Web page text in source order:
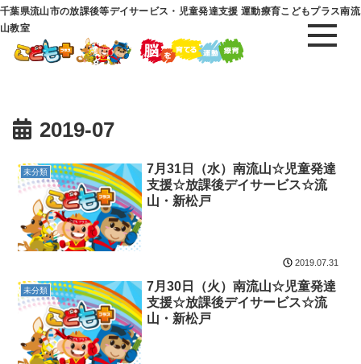
千葉県流山市の放課後等デイサービス・児童発達支援 運動療育こどもプラス南流
山教室
2019-07
未分類
7月31日（水）南流山☆児童発達
支援☆放課後デイサービス☆流
山・新松戸
2019.07.31
未分類
7月30日（火）南流山☆児童発達
支援☆放課後デイサービス☆流
山・新松戸